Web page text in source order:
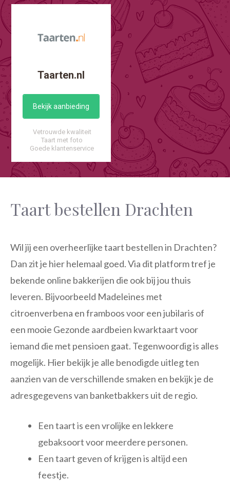
Taarten.nl
Bekijk aanbieding
Vetrouwde kwaliteit
Taart met foto
Goede klantenservice
Taart bestellen Drachten
Wil jij een overheerlijke taart bestellen in Drachten?
Dan zit je hier helemaal goed. Via dit platform tref je
bekende online bakkerijen die ook bij jou thuis
leveren. Bijvoorbeeld Madeleines met
citroenverbena en framboos voor een jubilaris of
een mooie Gezonde aardbeien kwarktaart voor
iemand die met pensioen gaat. Tegenwoordig is alles
mogelijk. Hier bekijk je alle benodigde uitleg ten
aanzien van de verschillende smaken en bekijk je de
adresgegevens van banketbakkers uit de regio.
Een taart is een vrolijke en lekkere
gebaksoort voor meerdere personen.
Een taart geven of krijgen is altijd een
feestje.